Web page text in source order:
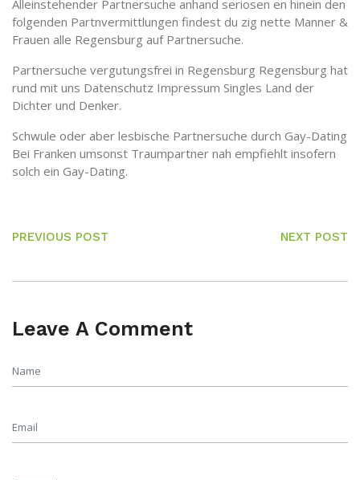
Alleinstehender Partnersuche anhand seriosen en hinein den
folgenden Partnvermittlungen findest du zig nette Manner &
Frauen alle Regensburg auf Partnersuche.
Partnersuche vergutungsfrei in Regensburg Regensburg hat
rund mit uns Datenschutz Impressum Singles Land der
Dichter und Denker.
Schwule oder aber lesbische Partnersuche durch Gay-Dating
Bei Franken umsonst Traumpartner nah empfiehlt insofern
solch ein Gay-Dating.
PREVIOUS POST NEXT POST
Leave A Comment